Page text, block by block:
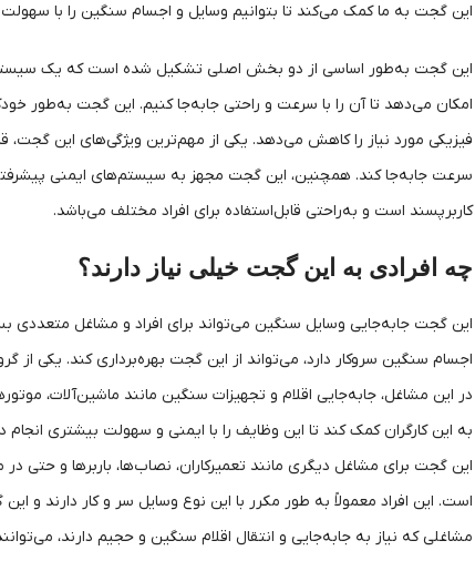
این گجت به ما کمک می‌کند تا بتوانیم وسایل و اجسام سنگین را با
این گجت به‌طور اساسی از دو بخش اصلی تشکیل شده است که یک سیستم
امکان می‌دهد تا آن را با سرعت و راحتی جابه‌جا کنیم. این گجت به‌طور
فیزیکی مورد نیاز را کاهش می‌دهد. یکی از مهم‌ترین ویژگی‌های این گجت،
سرعت جابه‌جا کند. همچنین، این گجت مجهز به سیستم‌های ایمنی
کاربر‌پسند است و به‌راحتی قابل‌استفاده برای افراد مختلف می‌باشد.
چه افرادی به این گجت خیلی نیاز دارند؟
این گجت جابه‌جایی وسایل سنگین می‌تواند برای افراد و مشاغل متعددی
اجسام سنگین سروکار دارد، می‌تواند از این گجت بهره‌برداری کند. یکی از
در این مشاغل، جابه‌جایی اقلام و تجهیزات سنگین مانند ماشین‌آلات،
به این کارگران کمک کند تا این وظایف را با ایمنی و سهولت بیشتری
این گجت برای مشاغل دیگری مانند تعمیرکاران، نصاب‌ها، باربرها و حتی
است. این افراد معمولاً به طور مکرر با این نوع وسایل سر و کار دارند و
مشاغلی که نیاز به جابه‌جایی و انتقال اقلام سنگین و حجیم دارند،